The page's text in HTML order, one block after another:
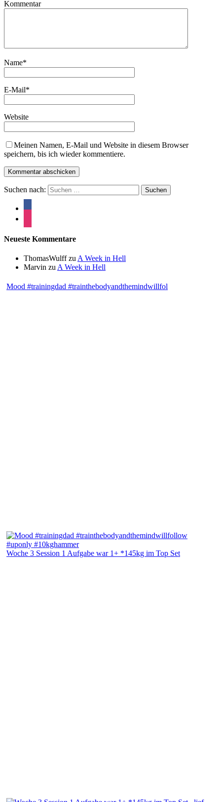
Kommentar
Name*
E-Mail*
Website
Meinen Namen, E-Mail und Website in diesem Browser
speichern, bis ich wieder kommentiere.
Suchen nach:
Neueste Kommentare
ThomasWulffzu A Week in Hell
Marvin zu A Week in Hell
Mood #trainingdad #trainthebodyandthemindwillfol
Woche 3 Session 1 Aufgabe war 1+ *145kg im Top Set